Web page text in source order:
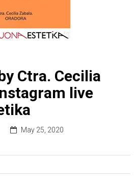
Ctra. Cecilia
live
May 25, 2020